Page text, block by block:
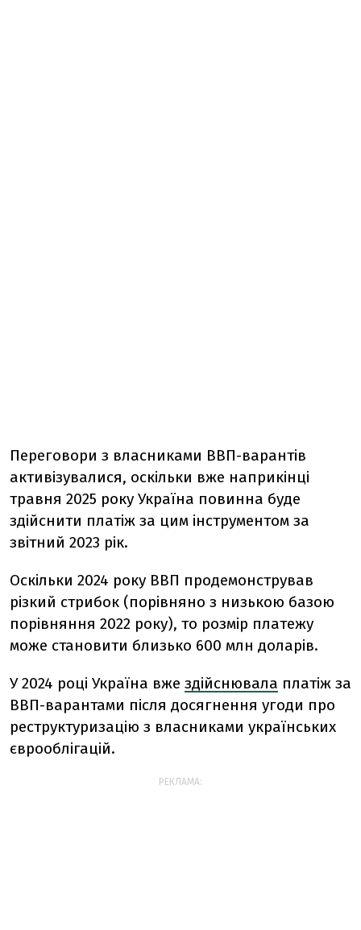
Переговори з власниками ВВП-варантів
активізувалися, оскільки вже наприкінці
травня 2025 року Україна повинна буде
здійснити платіж за цим інструментом за
звітний 2023 рік.
Оскільки 2024 року ВВП продемонстрував
різкий стрибок (порівняно з низькою базою
порівняння 2022 року), то розмір платежу
може становити близько 600 млн доларів.
У 2024 році Україна вже здійснювала платіж за
ВВП-варантами після досягнення угоди про
реструктуризацію з власниками українських
єврооблігацій.
РЕКЛАМА: